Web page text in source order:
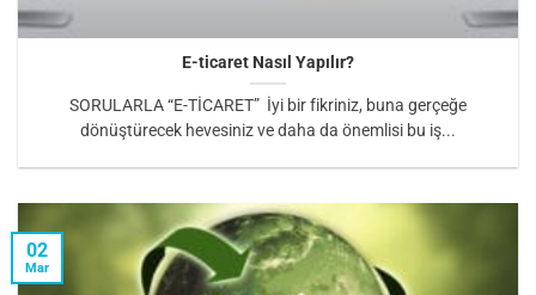
E-ticaret Nasıl Yapılır?
SORULARLA “E-TİCARET” İyi bir fikriniz, buna gerçeğe
dönüştürecek hevesiniz ve daha da önemlisi bu iş...
02
Mar